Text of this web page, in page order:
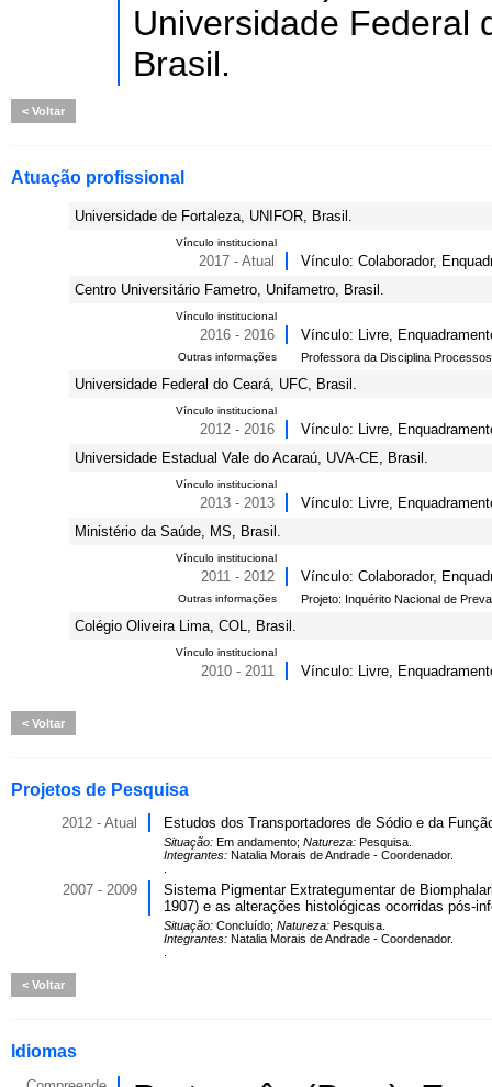
Universidade Federal
Brasil.
Voltar
Atuação profissional
Universidade de Fortaleza, UNIFOR, Brasil.
Vínculo institucional
2017 - Atual
Vínculo: Colaborador,
Centro Universitário Fametro, Unifametro, Brasil.
Vínculo institucional
2016 - 2016 Vínculo: Livre,
Outras informações Professora da Disciplina
Universidade Federal do Ceará, UFC, Brasil.
Vínculo institucional
2012 - 2016
Vínculo: Livre,
Universidade Estadual Vale do Acaraú, UVA-CE, Brasil.
Vínculo institucional
2013 - 2013
Vínculo: Livre,
Ministério da Saúde, MS, Brasil.
Vínculo institucional
2011 - 2012 Vínculo: Colaborador,
Outras informações Projeto: Inquérito Nacional de
Colégio Oliveira Lima, COL, Brasil.
Vínculo institucional
2010 - 2011 Vínculo: Livre,
Voltar
Projetos de Pesquisa
2012 - Atual Estudos dos Transportadores de Sódio e da
Situação: Em andamento; Natureza: Pesquisa.
Integrantes: Natalia Morais de Andrade - Coordenador.
2007 - 2009
Sistema Pigmentar Extrategumentar de
1907) e as alterações histológicas ocorridas pós-
Situação: Concluído; Natureza: Pesquisa.
Integrantes: Natalia Morais de Andrade - Coordenador.
Voltar
Idiomas